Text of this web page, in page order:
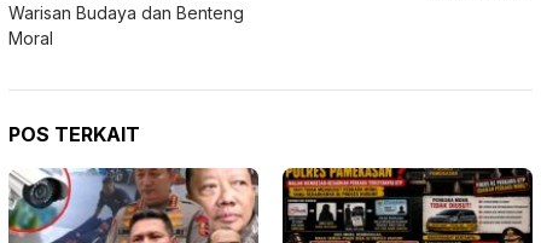
Warisan Budaya dan Benteng
Moral
POS TERKAIT